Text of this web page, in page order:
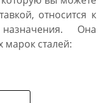
относится к
Она
марок сталей: